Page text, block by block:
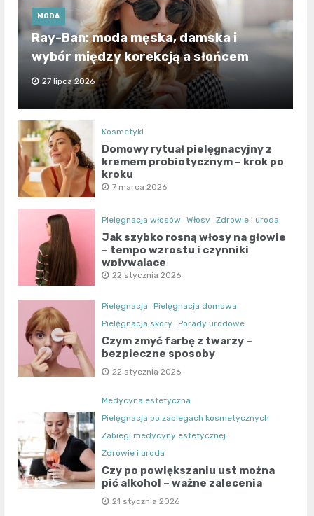
MODA
Ray-Ban: moda męska, damska i
wybór między korekcją a słońcem
27 lipca 2026
Kosmetyki
Domowy rytuał pielęgnacyjny z
kremem probiotycznym – krok po
kroku
7 marca 2026
Pielęgnacja włosów Włosy Zdrowie i uroda
Jak szybko rosną włosy na głowie
– tempo wzrostu i czynniki
wpływające
22 stycznia 2026
Pielęgnacja
Pielęgnacja domowa
Pielęgnacja skóry Porady urodowe
Czym zmyć farbę z twarzy –
bezpieczne sposoby
22 stycznia 2026
Medycyna estetyczna
Pielęgnacja po zabiegach kosmetycznych
Zabiegi medycyny estetycznej
Zdrowie i urodа
Czy po powiększaniu ust można
pić alkohol – ważne zalecenia
21 stycznia 2026